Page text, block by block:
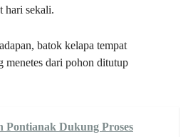
hari sekali.
batok kelapa tempat
menetes dari pohon ditutup
Pontianak Dukung Proses